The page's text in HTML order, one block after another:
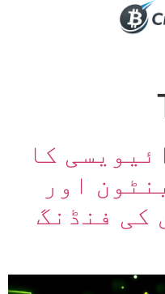
کا
اور
کی فنڈنگ